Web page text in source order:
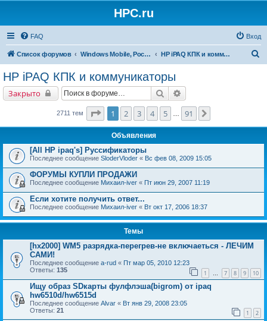
HPC.ru
FAQ Вход
Список форумов Windows Mobile, Pocket PC, MS Smartphone HP iPAQ КПК и коммуникаторы
HP iPAQ КПК и коммуникаторы
Закрыто Поиск
2711 тем Страница1 из
1 2 3 4 5 91
Объявления
[All HP ipaq's] Руссификаторы
Последнее сообщение SloderVloder « Вс фев 08, 2009 15:05
ФОРУМЫ КУПЛИ ПРОДАЖИ
Последнее сообщение Михаил-iver « Пт июн 29, 2007 11:19
Если хотите получить ответ...
Последнее сообщение Михаил-iver « Вт окт 17, 2006 18:37
Темы
[hx2000] WM5 разрядка-перегрев-не включаеться - ЛЕЧИМ
САМИ!
Последнее сообщение a-rud « Пт мар 05, 2010 12:23
Ответы: 135 1 … 7 8 9 10
Ищу образ SDкарты фулфлэша(bigrom) от ipaq
hw6510d/hw6515d
Последнее сообщение Alvar « Вт янв 29, 2008 23:05
Ответы: 21 1 2